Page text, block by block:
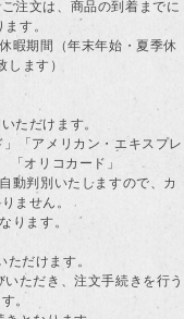
注文は、商品の到着までに
す。
暇期間（年末年始・夏季休
ます）
ただけます。
」「アメリカン・エキスプレ
「オリコカード」
動判別いたしますので、カ
ません。
ります。
だけます。
ただき、注文手続きを行う
。